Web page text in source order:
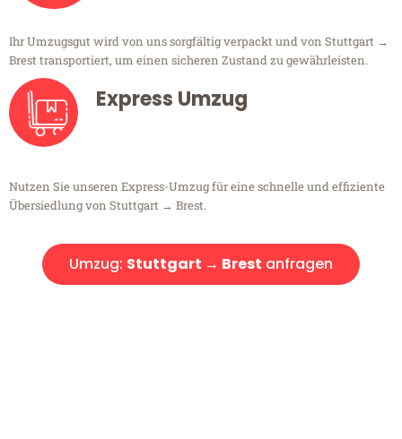
Ihr Umzugsgut wird von uns sorgfältig verpackt und von Stuttgart →
Brest transportiert, um einen sicheren Zustand zu gewährleisten.
Express Umzug
Nutzen Sie unseren Express-Umzug für eine schnelle und effiziente
Übersiedlung von Stuttgart → Brest.
Umzug: Stuttgart → Brest anfragen